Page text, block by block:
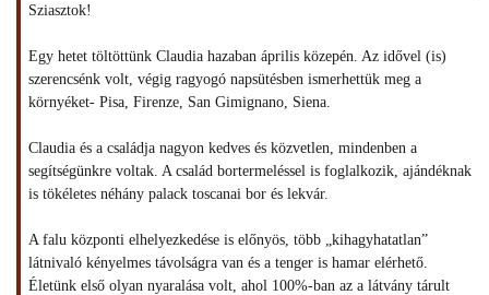
Sziasztok!
Egy hetet töltöttünk Claudia hazaban április közepén. Az idővel (is)
szerencsénk volt, végig ragyogó napsütésben ismerhettük meg a
környéket- Pisa, Firenze, San Gimignano, Siena.
Claudia és a családja nagyon kedves és közvetlen, mindenben a
segítségünkre voltak. A család bortermeléssel is foglalkozik, ajándéknak
is tökéletes néhány palack toscanai bor és lekvár.
A falu központi elhelyezkedése is előnyös, több „kihagyhatatlan”
látnivaló kényelmes távolságra van és a tenger is hamar elérhető.
Életünk első olyan nyaralása volt, ahol 100%-ban az a látvány tárult